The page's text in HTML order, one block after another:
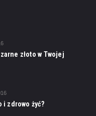
złoto w Twojej
i zdrowo żyć?